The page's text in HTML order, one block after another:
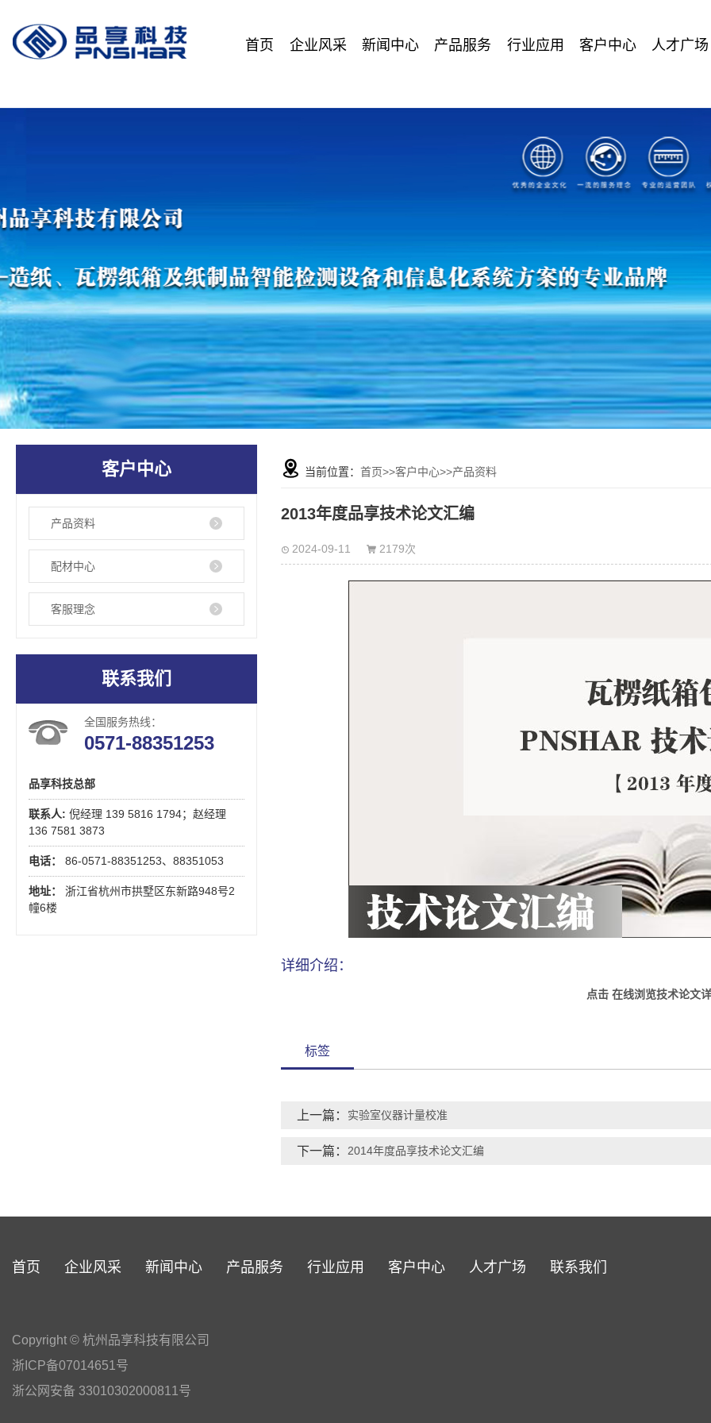
首页 企业风采 新闻中心 产品服务 行业应用 客户中心 人才广场
客户中心
产品资料
配材中心
客服理念
联系我们
全国服务热线：
0571-88351253
品享科技总部
联系人: 倪经理 139 5816 1794；赵经理
136 7581 3873
电话： 86-0571-88351253、88351053
地址： 浙江省杭州市拱墅区东新路948号2
幢6楼
当前位置： 首页>>客户中心>>产品资料
2013年度品享技术论文汇编
2024-09-11 2179次
详细介绍：
点击 在线浏览技术论文
标签
上一篇： 实验室仪器计量校准
下一篇： 2014年度品享技术论文汇编
首页 企业风采 新闻中心 产品服务 行业应用 客户中心 人才广场 联系我们
Copyright © 杭州品享科技有限公司
浙ICP备07014651号
浙公网安备 33010302000811号